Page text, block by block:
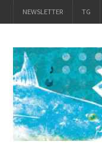
NEWSLETTER TG